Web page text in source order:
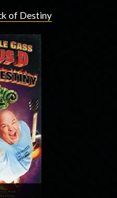
of Destiny